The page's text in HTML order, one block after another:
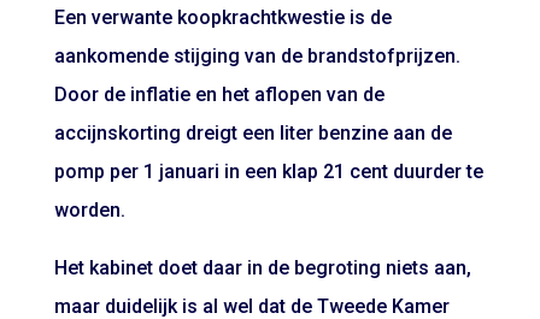
Een verwante koopkrachtkwestie is de
aankomende stijging van de brandstofprijzen.
Door de inflatie en het aflopen van de
accijnskorting dreigt een liter benzine aan de
pomp per 1 januari in een klap 21 cent duurder te
worden.
Het kabinet doet daar in de begroting niets aan,
maar duidelijk is al wel dat de Tweede Kamer